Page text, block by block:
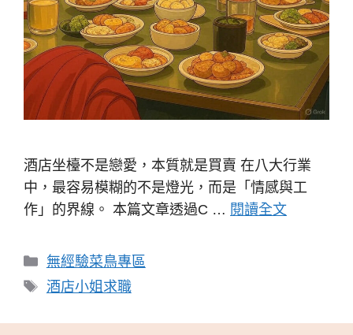
酒店坐檯不是戀愛，本質就是買賣 在八大行業
中，最容易模糊的不是燈光，而是「情感與工
作」的界線。 本篇文章透過C … 閱讀全文
分
類
無經驗菜鳥專區
標
酒店小姐求職